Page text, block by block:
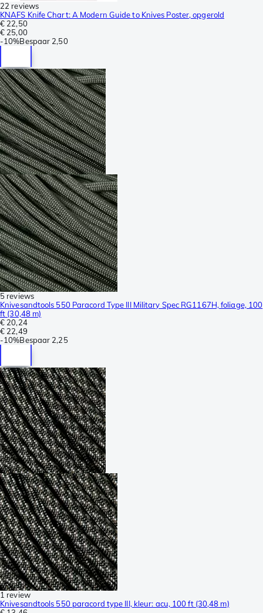
22 reviews
KNAFS Knife Chart: A Modern Guide to Knives Poster, opgerold
€ 22,50
€ 25,00
-10%Bespaar 2,50
5 reviews
Knivesandtools 550 Paracord Type III Military Spec RG1167H, foliage, 100
ft (30,48 m)
€ 20,24
€ 22,49
-10%Bespaar 2,25
1 review
Knivesandtools 550 paracord type III, kleur: acu, 100 ft (30,48 m)